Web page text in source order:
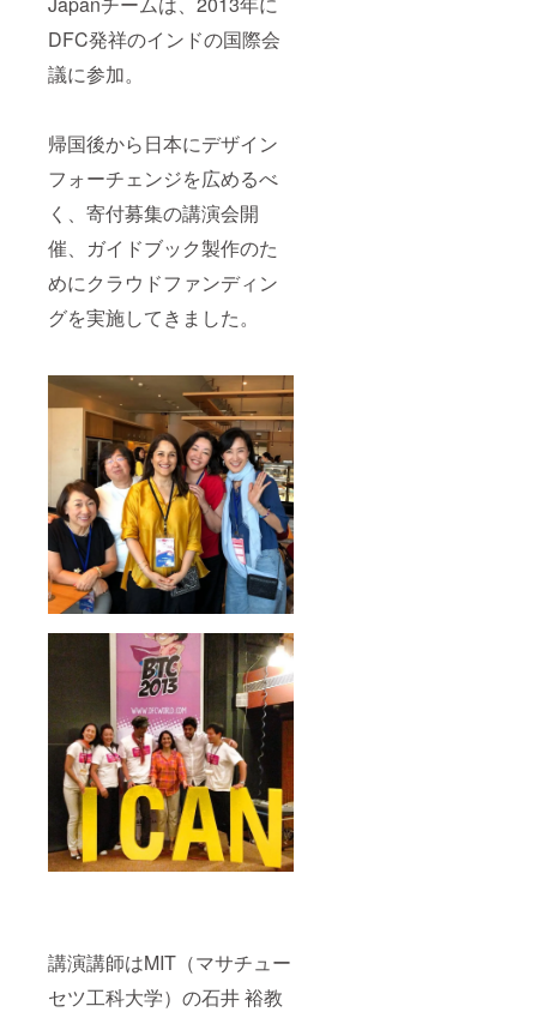
DFC発祥のインドの国際会
議に参加。
帰国後から日本にデザイン
フォーチェンジを広めるべ
く、寄付募集の講演会開
催、ガイドブック製作のた
めにクラウドファンディン
グを実施してきました。
講演講師はMIT（マサチュー
セツ工科大学）の石井 裕教